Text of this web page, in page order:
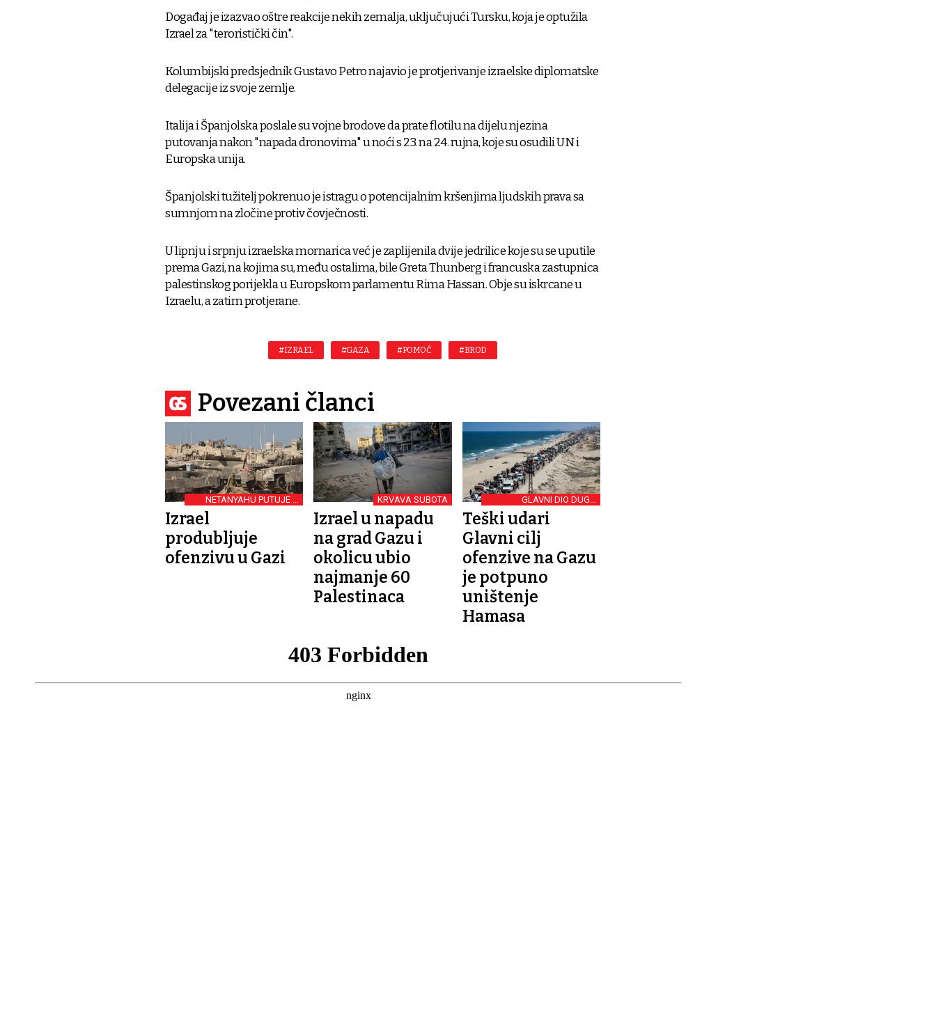
Događaj je izazvao oštre reakcije nekih zemalja, uključujući Tursku, koja je optužila
Izrael za "teroristički čin".
Kolumbijski predsjednik Gustavo Petro najavio je protjerivanje izraelske diplomatske
delegacije iz svoje zemlje.
Italija i Španjolska poslale su vojne brodove da prate flotilu na dijelu njezina
putovanja nakon "napada dronovima" u noći s 23. na 24. rujna, koje su osudili UN i
Europska unija.
Španjolski tužitelj pokrenuo je istragu o potencijalnim kršenjima ljudskih prava sa
sumnjom na zločine protiv čovječnosti.
U lipnju i srpnju izraelska mornarica već je zaplijenila dvije jedrilice koje su se uputile
prema Gazi, na kojima su, među ostalima, bile Greta Thunberg i francuska zastupnica
palestinskog porijekla u Europskom parlamentu Rima Hassan. Obje su iskrcane u
Izraelu, a zatim protjerane.
#IZRAEL #GAZA #POMOĆ #BROD
Povezani članci
NETANYAHU PUTUJE U
SAD
Izrael
produbljuje
ofenzivu u Gazi
KRVAVA SUBOTA
Izrael u napadu
na grad Gazu i
okolicu ubio
najmanje 60
Palestinaca
GLAVNI DIO DUGO
NAJAVLJIVANJE KOPNENE
Teški udari
Glavni cilj
ofenzive na Gazu
je potpuno
uništenje
Hamasa